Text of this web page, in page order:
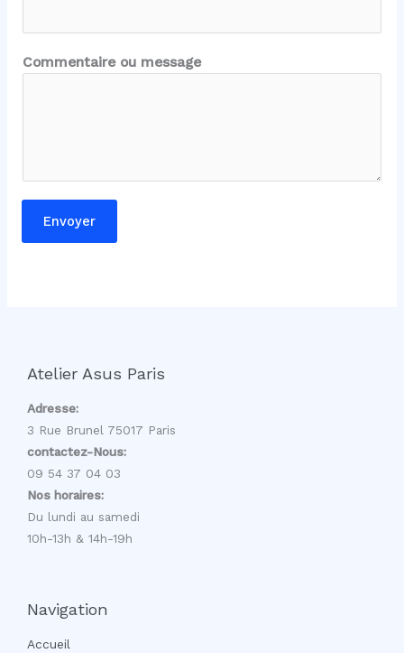
C
o
m
a
i
n
a
e
Commentaire ou message
Envoyer
Atelier Asus Paris
Adresse:
3 Rue Brunel 75017 Paris
contactez-Nous:
09 54 37 04 03
Nos horaires:
Du lundi au samedi
10h-13h & 14h-19h
Navigation
Accueil